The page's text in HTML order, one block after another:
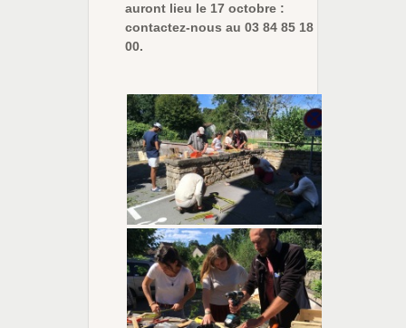
auront lieu le 17 octobre :
contactez-nous au 03 84 85 18
00.